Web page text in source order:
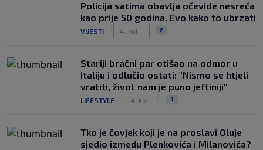
Policija satima obavlja očevide nesreća
kao prije 50 godina. Evo kako to ubrzati
VIJESTI 4. kol. 6
Stariji bračni par otišao na odmor u
Italiju i odlučio ostati: "Nismo se htjeli
vratiti, život nam je puno jeftiniji"
LIFESTYLE 4. kol. 1
Tko je čovjek koji je na proslavi Oluje
sjedio između Plenkovića i Milanovića?